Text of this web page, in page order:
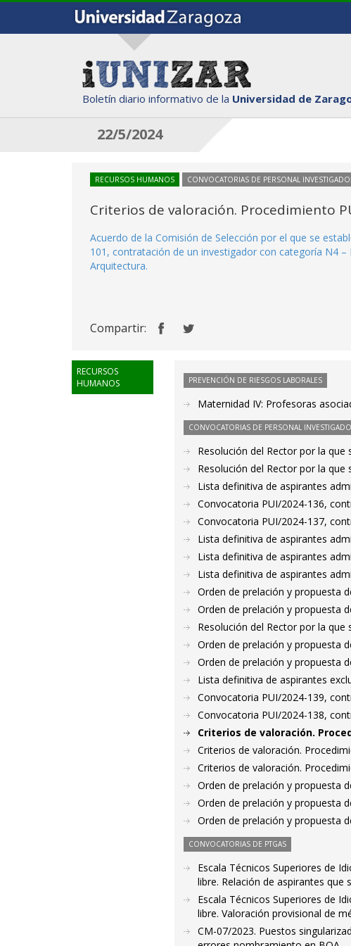
Boletín diario informativo de la Universidad de
22/5/2024
RECURSOS HUMANOS CONVOCATORIAS DE PERSONAL
Criterios de valoración. Procedimiento
Acuerdo de la Comisión de Selección por el que se
101, contratación de un investigador con categoría N4
Arquitectura.
Compartir:
RECURSOS
HUMANOS
PREVENCIÓN DE RIESGOS LABORALES
Maternidad IV: Profesoras
CONVOCATORIAS DE PERSONAL
Resolución del Rector por la
Resolución del Rector por la
Lista definitiva de aspirantes
Convocatoria PUI/2024-136,
Convocatoria PUI/2024-137,
Lista definitiva de aspirantes
Lista definitiva de aspirantes
Lista definitiva de aspirantes
Orden de prelación y propuesta
Orden de prelación y propuesta
Resolución del Rector por la
Orden de prelación y propuesta
Orden de prelación y propuesta
Lista definitiva de aspirantes
Convocatoria PUI/2024-139,
Convocatoria PUI/2024-138,
Criterios de valoración.
Criterios de valoración.
Criterios de valoración.
Orden de prelación y propuesta
Orden de prelación y propuesta
Orden de prelación y propuesta
CONVOCATORIAS DE PTGAS
Escala Técnicos Superiores de
libre. Relación de aspirantes que
Escala Técnicos Superiores de
libre. Valoración provisional de
CM-07/2023. Puestos